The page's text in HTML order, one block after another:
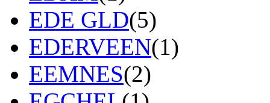
EDE GLD(5)
EDERVEEN(1)
EEMNES(2)